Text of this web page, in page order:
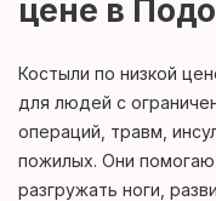
цене в
Костыли по низкой
для людей с
операций, травм,
пожилых. Они
разгружать ноги,